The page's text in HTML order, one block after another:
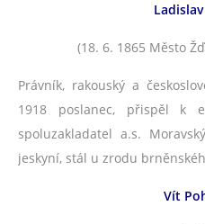
(18. 6. 1865 Město
Právník, rakouský a
1918 poslanec, přispěl k
spoluzakladatel a.s.
jeskyní, stál u zrodu
Vít